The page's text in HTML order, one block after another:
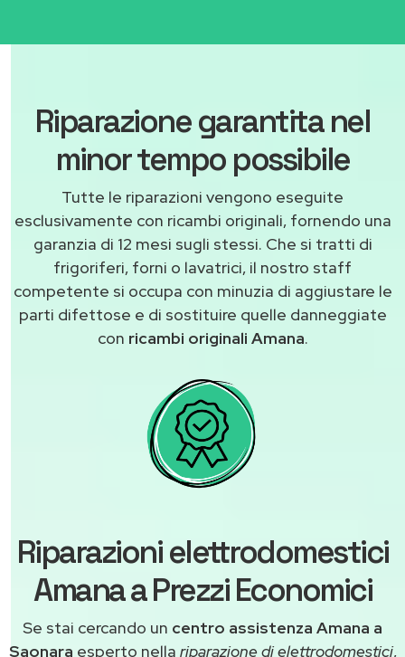
Riparazione garantita nel
minor tempo possibile
Tutte le riparazioni vengono eseguite
esclusivamente con ricambi originali, fornendo una
garanzia di 12 mesi sugli stessi. Che si tratti di
frigoriferi, forni o lavatrici, il nostro staff
competente si occupa con minuzia di aggiustare le
parti difettose e di sostituire quelle danneggiate
con ricambi originali Amana.
Riparazioni elettrodomestici
Amana a Prezzi Economici
Se stai cercando un centro assistenza Amana a
Saonara esperto nella riparazione di elettrodomestici,